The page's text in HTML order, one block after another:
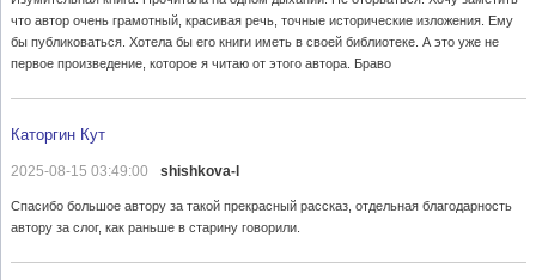
что автор очень грамотный, красивая речь, точные исторические изложения. Ему
бы публиковаться. Хотела бы его книги иметь в своей библиотеке. А это уже не
первое произведение, которое я читаю от этого автора. Браво
Каторгин Кут
2025-08-15 03:49:00 shishkova-l
Спасибо большое автору за такой прекрасный рассказ, отдельная благодарность
автору за слог, как раньше в старину говорили.